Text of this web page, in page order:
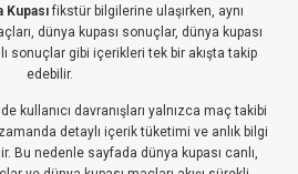
Kupasıfikstür bilgilerine ulaşırken, aynı
dünya kupası sonuçlar, dünya kupası
sonuçlar gibi içerikleri tek bir akışta takip
edebilir.
kullanıcı davranışları yalnızca maç takibi
detaylı içerik tüketimi ve anlık bilgi
Bu nedenle sayfada dünya kupası canlı,